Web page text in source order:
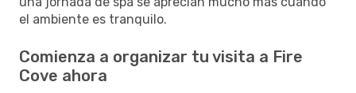
el ambiente es tranquilo.
Comienza a organizar tu visita a Fire
Cove ahora